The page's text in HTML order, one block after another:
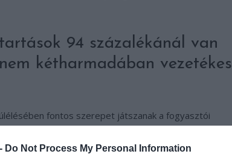
Do Not Process My Personal Information
94 százalékánál van
kétharmadában vezetékes
fontos szerepet játszanak a fogyasztói
magyar előfizetők jelentős része azért használja
nem jelent számára pluszköltséget.